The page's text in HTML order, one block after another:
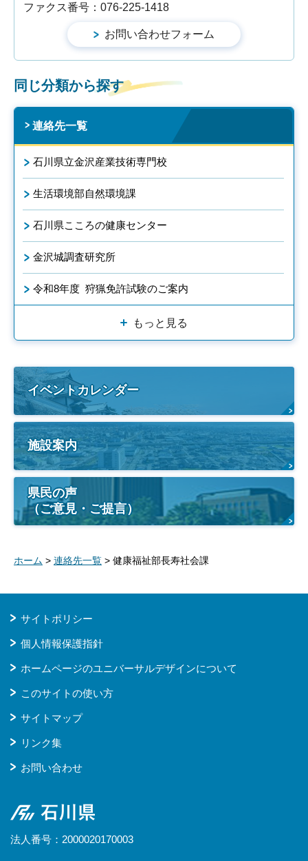
ファクス番号：076-225-1418
同じ分類から探す
連絡先一覧
石川県立金沢産業技術専門校
生活環境部自然環境課
石川県こころの健康センター
金沢城調査研究所
令和8年度 狩猟免許試験のご案内
もっと見る
イベントカレンダー
施設案内
県民の声
（ご意見・ご提言）
ホーム > 連絡先一覧 > 健康福祉部長寿社会課
サイトポリシー
個人情報保護指針
ホームページのユニバーサルデザインについて
このサイトの使い方
サイトマップ
リンク集
お問い合わせ
石川県
法人番号：2000020170003